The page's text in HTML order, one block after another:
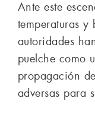
Ante este
temperaturas
autoridades
puelche como
propagación
adversas para